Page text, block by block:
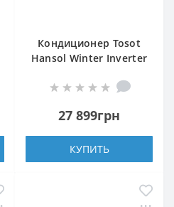
Кондиционер Tosot
Hansol Winter Inverter
27 899грн
КУПИТЬ